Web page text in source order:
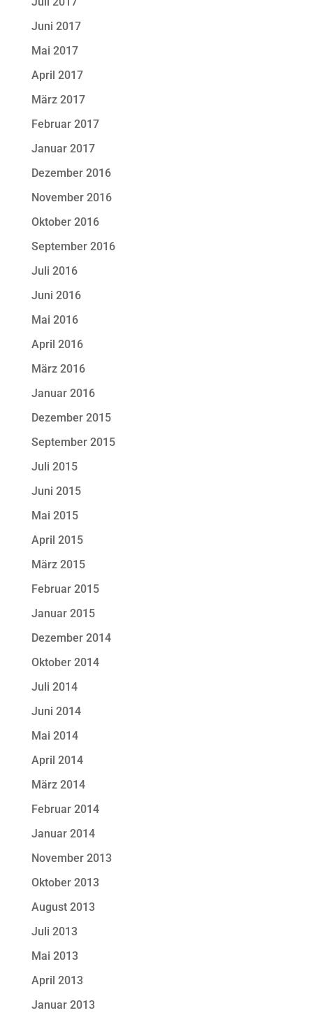
Juni 2017
Mai 2017
April 2017
März 2017
Februar 2017
Januar 2017
Dezember 2016
November 2016
Oktober 2016
September 2016
Juli 2016
Juni 2016
Mai 2016
April 2016
März 2016
Januar 2016
Dezember 2015
September 2015
Juli 2015
Juni 2015
Mai 2015
April 2015
März 2015
Februar 2015
Januar 2015
Dezember 2014
Oktober 2014
Juli 2014
Juni 2014
Mai 2014
April 2014
März 2014
Februar 2014
Januar 2014
November 2013
Oktober 2013
August 2013
Juli 2013
Mai 2013
April 2013
Januar 2013